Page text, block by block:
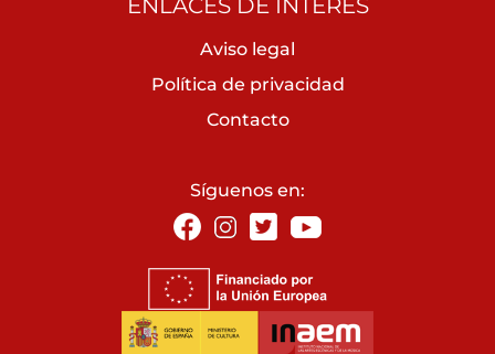
ENLACES DE INTERÉS
Aviso legal
Política de privacidad
Contacto
Síguenos en: